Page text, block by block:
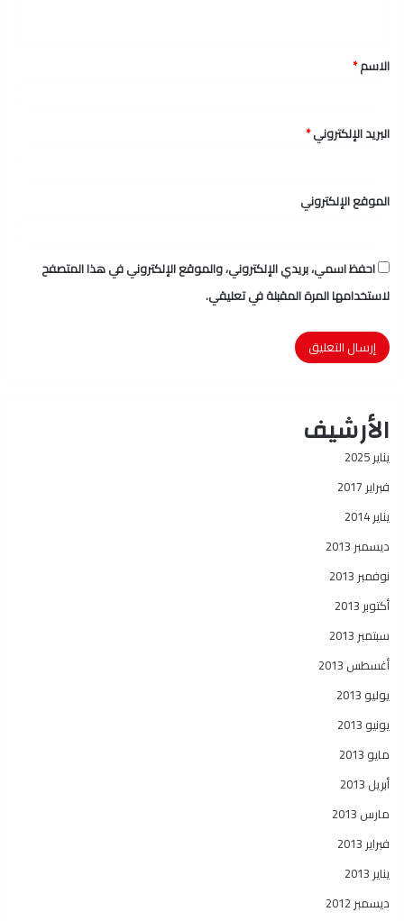
*
الاسم*
البريد الإلكتروني*
الموقع الإلكتروني
احفظ اسمي، بريدي الإلكتروني، والموقع الإلكتروني في هذا المتصفح
لاستخدامها المرة المقبلة في تعليقي.
الأرشيف
يناير 2025
فبراير 2017
يناير 2014
ديسمبر 2013
نوفمبر 2013
أكتوبر 2013
سبتمبر 2013
أغسطس 2013
يوليو 2013
يونيو 2013
مايو 2013
أبريل 2013
مارس 2013
فبراير 2013
يناير 2013
ديسمبر 2012